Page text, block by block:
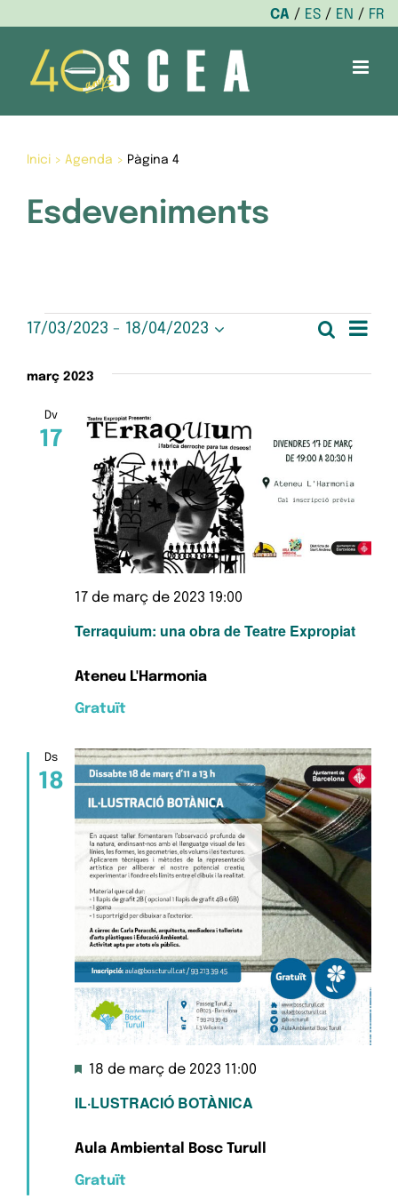
CA ES EN
FR
content
Inici> Agenda > Pàgina 4
Esdeveniments
Esdeveniments Cerca
Llista
17/03/2023 - 18/04/2023
data.
març 2023
Dv
17
Terraquium: una obra de Teatre Expropiat
17 de març de 2023 19:00
Ateneu L'Harmonia
Gratuït
Ds
18
IL·LUSTRACIÓ BOTÀNICA
Destacats
18 de març de 2023 11:00
Aula Ambiental Bosc Turull
Gratuït